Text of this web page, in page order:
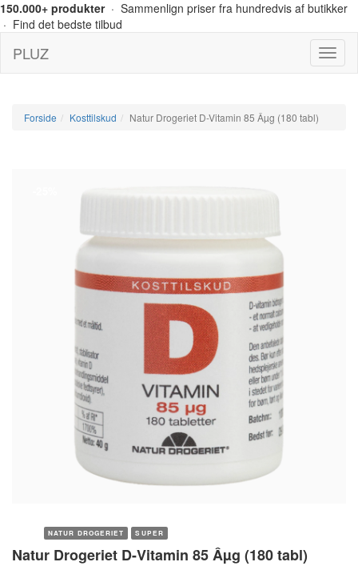
150.000+ produkter· Sammenlign priser fra hundredvis af butikker
· Find det bedste tilbud
Menu
PLUZ
Forside Kosttilskud Natur Drogeriet D-Vitamin 85 Âµg (180 tabl)
NATUR DROGERIET SUPER
Natur Drogeriet D-Vitamin 85 Âµg (180 tabl)